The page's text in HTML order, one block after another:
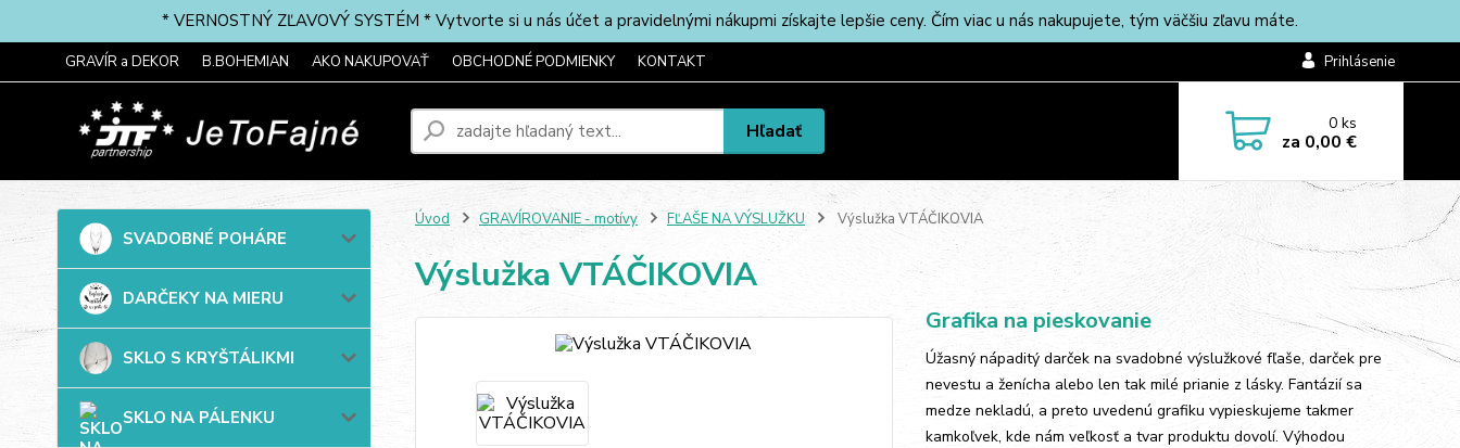
* VERNOSTNÝ ZĽAVOVÝ SYSTÉM * Vytvorte si u nás účet a pravidelnými nákupmi získajte lepšie ceny. Čím viac u nás nakupujete, tým väčšiu zľavu máte.
GRAVÍR a DEKOR B.BOHEMIAN AKO NAKUPOVAŤ OBCHODNÉ PODMIENKY KONTAKT Prihlásenie
Hľadať 0ks
za 0,00 €
SVADOBNÉ POHÁRE
DARČEKY NA MIERU
SKLO S KRYŠTÁLIKMI
SKLO NA PÁLENKU
Úvod GRAVÍROVANIE - motívy FĽAŠE NA VÝSLUŽKU Výslužka VTÁČIKOVIA
Výslužka VTÁČIKOVIA
Grafika na pieskovanie
Úžasný nápaditý darček na svadobné výslužkové fľaše, darček pre
nevestu a ženícha alebo len tak milé prianie z lásky. Fantázií sa
medze nekladú, a preto uvedenú grafiku vypieskujeme takmer
kamkoľvek, kde nám veľkosť a tvar produktu dovolí. Výhodou